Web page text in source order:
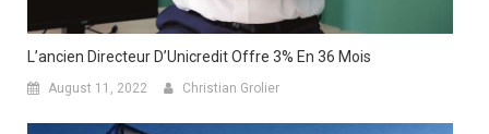
L’ancien Directeur D’Unicredit Offre 3% En 36 Mois
August 11, 2022 Christian Grolier